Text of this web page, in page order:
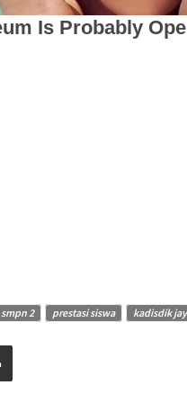
smpn 2 prestasi siswa kadisdik